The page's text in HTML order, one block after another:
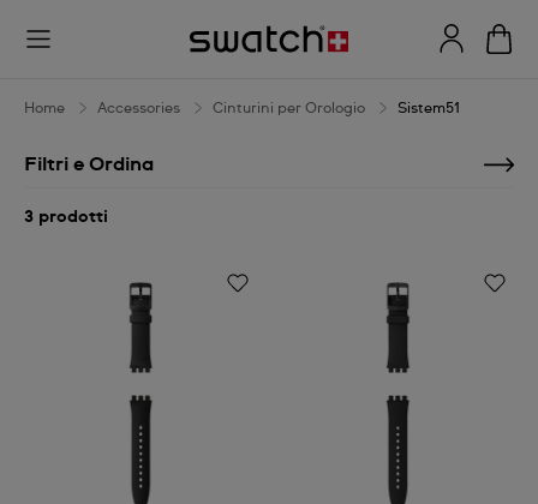
Sistem51
Home Accessories Cinturini per Orologio Sistem51
Filtri e Ordina
3 prodotti